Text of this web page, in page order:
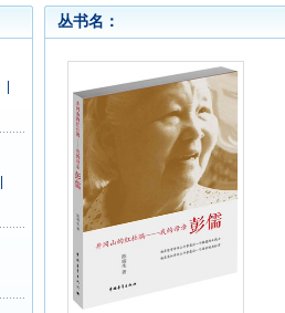
丛书名：